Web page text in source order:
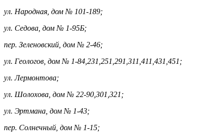
ул. Народная, дом № 101-189;
ул. Седова, дом № 1-95Б;
пер. Зеленовский, дом № 2-46;
ул. Геологов, дом № 1-84,231,251,291,311,411,431,451;
ул. Лермонтова;
ул. Шолохова, дом № 22-90,301,321;
ул. Эртмана, дом № 1-43;
пер. Солнечный, дом № 1-15;